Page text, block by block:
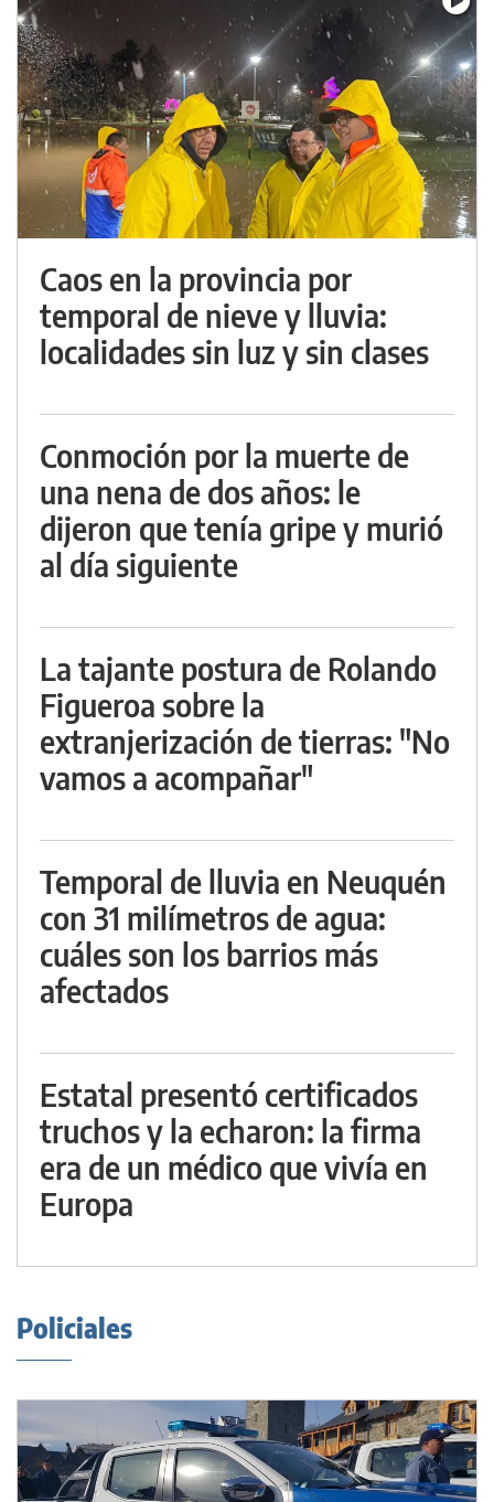
Caos en la provincia por
temporal de nieve y lluvia:
localidades sin luz y sin clases
Conmoción por la muerte de
una nena de dos años: le
dijeron que tenía gripe y murió
al día siguiente
La tajante postura de Rolando
Figueroa sobre la
extranjerización de tierras: "No
vamos a acompañar"
Temporal de lluvia en Neuquén
con 31 milímetros de agua:
cuáles son los barrios más
afectados
Estatal presentó certificados
truchos y la echaron: la firma
era de un médico que vivía en
Europa
Policiales